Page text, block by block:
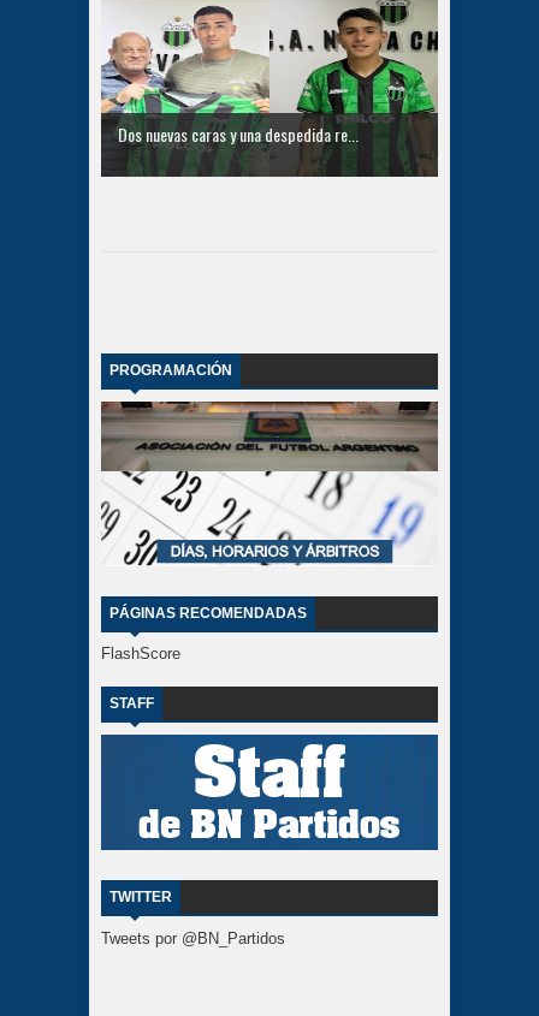
Dos nuevas caras y una despedida re...
PROGRAMACIÓN
PÁGINAS RECOMENDADAS
FlashScore
STAFF
TWITTER
Tweets por @BN_Partidos